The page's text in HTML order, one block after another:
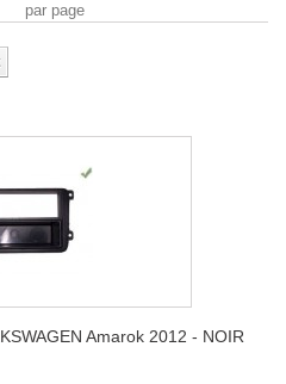
par page
Amarok 2012 - NOIR